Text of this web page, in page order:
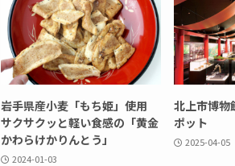
岩手県産小麦「もち姫」使用
サクサクッと軽い食感の「黄金
かわらけかりんとう」
2024-01-03
北上市博
ポット
2025-04-05